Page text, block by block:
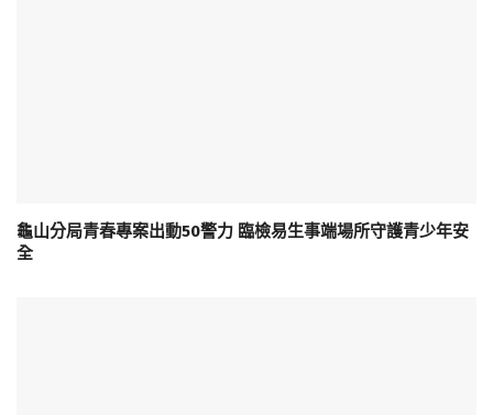
龜山分局青春專案出動50警力 臨檢易生事端場所守護青少年安
全